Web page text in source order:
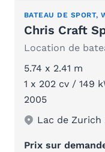
BATEAU DE SPORT,
Chris Craft
5.74 x 2.41 m
1 x 202 cv / 149
2005
Lac de Zurich
Prix sur